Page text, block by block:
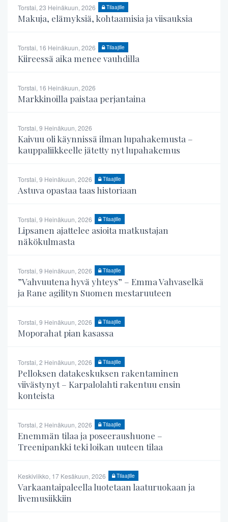
Torstai, 23 Heinäkuun, 2026 Tilaajille
Makuja, elämyksiä, kohtaamisia ja viisauksia
Torstai, 16 Heinäkuun, 2026 Tilaajille
Kiireessä aika menee vauhdilla
Torstai, 16 Heinäkuun, 2026
Markkinoilla paistaa perjantaina
Torstai, 9 Heinäkuun, 2026
Kaivuu oli käynnissä ilman lupahakemusta –
kauppaliikkeelle jätetty nyt lupahakemus
Torstai, 9 Heinäkuun, 2026 Tilaajille
Astuva opastaa taas historiaan
Torstai, 9 Heinäkuun, 2026 Tilaajille
Lipsanen ajattelee asioita matkustajan
näkökulmasta
Torstai, 9 Heinäkuun, 2026 Tilaajille
”Vahvuutena hyvä yhteys” – Emma Vahvaselkä
ja Rane agilityn Suomen mestaruuteen
Torstai, 9 Heinäkuun, 2026 Tilaajille
Moporahat pian kasassa
Torstai, 2 Heinäkuun, 2026 Tilaajille
Pelloksen datakeskuksen rakentaminen
viivästynyt – Karpalolahti rakentuu ensin
konteista
Torstai, 2 Heinäkuun, 2026 Tilaajille
Enemmän tilaa ja poseeraushuone –
Treenipankki teki loikan uuteen tilaa
Keskiviikko, 17 Kesäkuun, 2026 Tilaajille
Varkaantaipaleella luotetaan laaturuokaan ja
livemusiikkiin